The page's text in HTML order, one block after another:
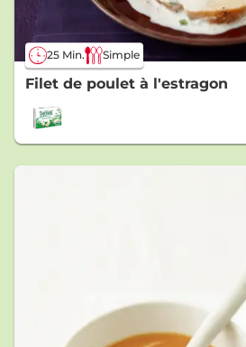
25 Min. Simple
Filet de poulet à l'estragon